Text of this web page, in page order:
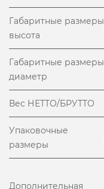
Габаритные размеры
высота
Габаритные размеры
диаметр
Вес НЕТТО/БРУТТО
Упаковочные
размеры
Дополнительная